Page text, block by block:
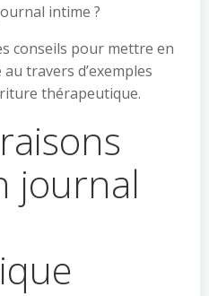
intime ?
conseils pour mettre en
travers d’exemples
thérapeutique.
journal